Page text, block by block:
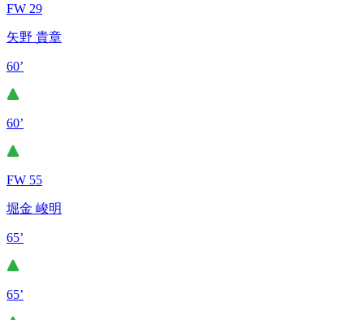
FW 29
矢野 貴章
60’
60’
FW 55
堀金 峻明
65’
65’